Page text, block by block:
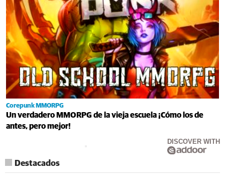
Corepunk MMORPG
Un verdadero MMORPG de la vieja escuela ¡Cómo los de
antes, pero mejor!
DISCOVER WITH
Destacados